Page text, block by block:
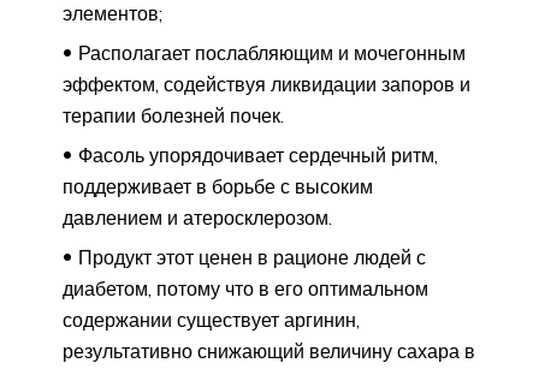
элементов;
Располагает послабляющим и мочегонным
эффектом, содействуя ликвидации запоров и
терапии болезней почек.
Фасоль упорядочивает сердечный ритм,
поддерживает в борьбе с высоким
давлением и атеросклерозом.
Продукт этот ценен в рационе людей с
диабетом, потому что в его оптимальном
содержании существует аргинин,
результативно снижающий величину сахара в